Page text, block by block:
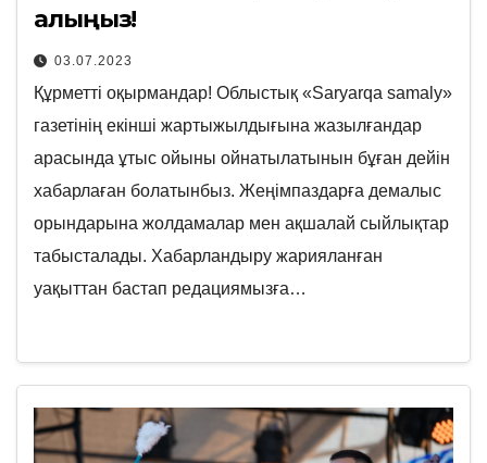
алыңыз!
03.07.2023
Құрметті оқырмандар! Облыстық «Saryarqa samaly»
газетінің екінші жартыжылдығына жазылғандар
арасында ұтыс ойыны ойнатылатынын бұған дейін
хабарлаған болатынбыз. Жеңімпаздарға демалыс
орындарына жолдамалар мен ақшалай сыйлықтар
табысталады. Хабарландыру жарияланған
уақыттан бастап редациямызға…